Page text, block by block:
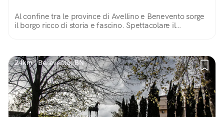
Al confine tra le province di Avellino e Benevento sorge
il borgo ricco di storia e fascino. Spettacolare il
24km | Benevento, BN